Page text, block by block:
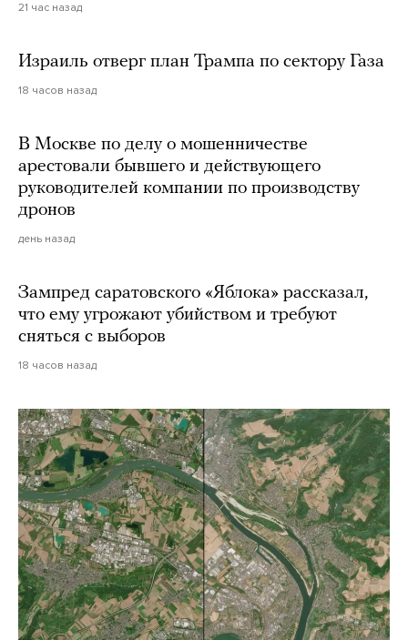
21 час назад
Израиль отверг план Трампа по сектору Газа
18 часов назад
В Москве по делу о мошенничестве
арестовали бывшего и действующего
руководителей компании по производству
дронов
день назад
Зампред саратовского «Яблока» рассказал,
что ему угрожают убийством и требуют
сняться с выборов
18 часов назад